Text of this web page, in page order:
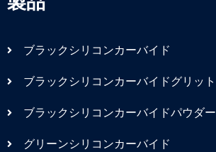
ブラックシリコンカーバイド
ブラックシリコンカーバイドグリット
ブラックシリコンカーバイドパウダー
グリーンシリコンカーバイド